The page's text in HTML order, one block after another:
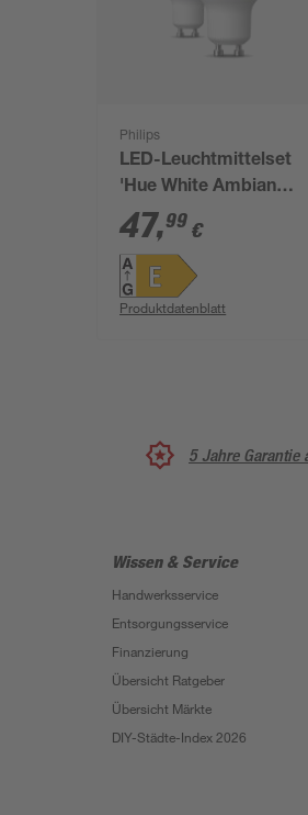
Philips
LED-Leuchtmittelset
'Hue White Ambiance'
dimmbar Reflektor
GU10 4,2 W 400 lm
warmweiß bis
tageslichtweiß 2
Stück
47,99 €
Produktdatenblatt
5 Jahre Garantie
Wissen & Service
Handwerksservice
Entsorgungsservice
Finanzierung
Übersicht Ratgeber
Übersicht Märkte
DIY-Städte-Index 2026